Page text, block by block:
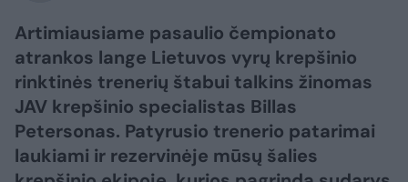
Artimiausiame pasaulio čempionato
atrankos lange Lietuvos vyrų krepšinio
rinktinės trenerių štabui talkins žinomas
JAV krepšinio specialistas Billas
Petersonas. Patyrusio trenerio patarimai
laukiami ir rezervinėje mūsų šalies